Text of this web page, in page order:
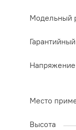
Модельный
Напряжение
Место
Высота